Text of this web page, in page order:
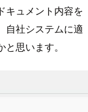
キュメント内容を
自社システムに適
思います。